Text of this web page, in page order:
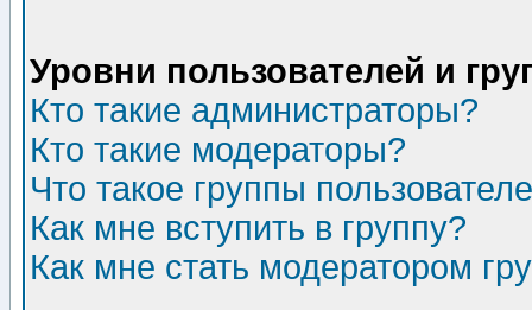
Уровни пользователей и
Кто такие администраторы?
Кто такие модераторы?
Что такое группы
Как мне вступить в группу?
Как мне стать модератором